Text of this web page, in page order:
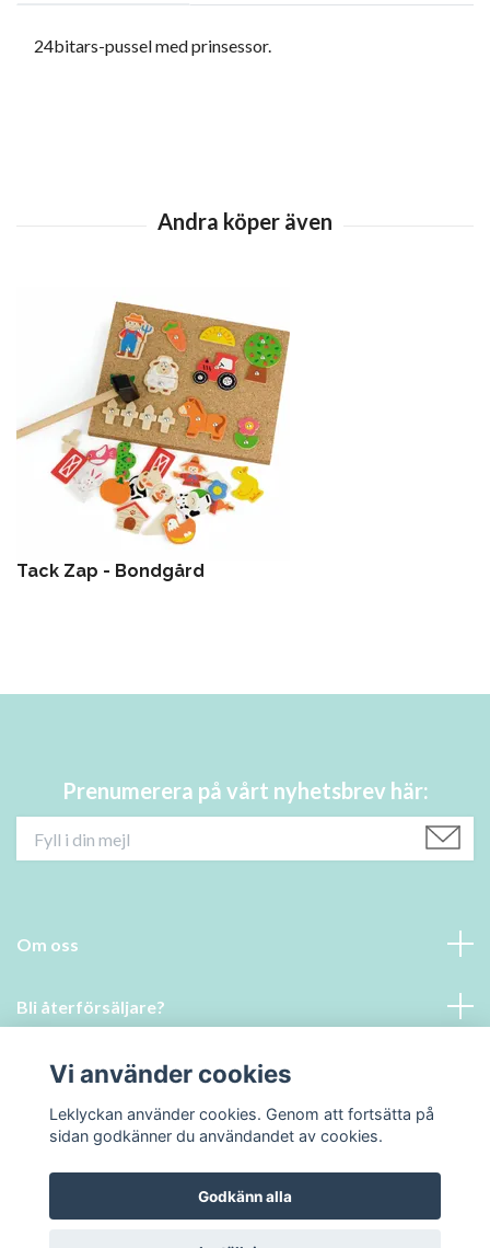
24bitars-pussel med prinsessor.
Tack Zap - Bondgård
Prenumerera på vårt nyhetsbrev här:
Om oss
Bli återförsäljare?
Läs mer
Sociala medier
© 2026 Leklyckan
Vi använder cookies
Leklyckan använder cookies. Genom att fortsätta på
sidan godkänner du användandet av cookies.
Godkänn alla